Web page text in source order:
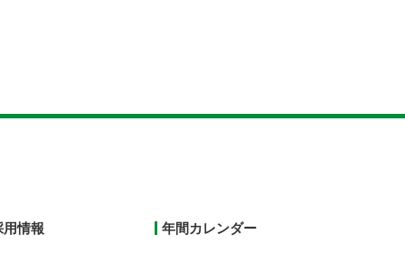
用情報 年間カレンダー